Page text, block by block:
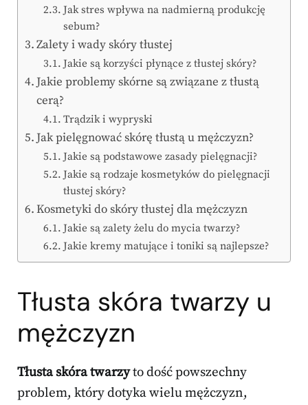
Jak stres wpływa na nadmierną produkcję
sebum?
Zalety i wady skóry tłustej
Jakie są korzyści płynące z tłustej skóry?
Jakie problemy skórne są związane z tłustą
cerą?
Trądzik i wypryski
Jak pielęgnować skórę tłustą u mężczyzn?
Jakie są podstawowe zasady pielęgnacji?
Jakie są rodzaje kosmetyków do pielęgnacji
tłustej skóry?
Kosmetyki do skóry tłustej dla mężczyzn
Jakie są zalety żelu do mycia twarzy?
Jakie kremy matujące i toniki są najlepsze?
Tłusta skóra twarzy u
mężczyzn
Tłusta skóra twarzyto dość powszechny
problem, który dotyka wielu mężczyzn,